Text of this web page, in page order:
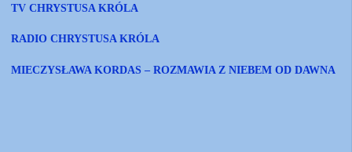
TV CHRYSTUSA KRÓLA
RADIO CHRYSTUSA KRÓLA
MIECZYSŁAWA KORDAS – ROZMAWIA Z NIEBEM OD DAWNA